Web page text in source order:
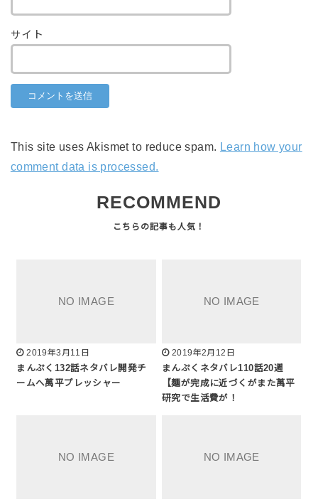
サイト
This site uses Akismet to reduce spam. Learn how your
comment data is processed.
RECOMMEND
2019年3月11日
まんぷく132話ネタバレ開発チ
ームへ萬平プレッシャー
2019年2月12日
まんぷくネタバレ110話20週
【麺が完成に近づくがまた萬平
研究で生活費が！